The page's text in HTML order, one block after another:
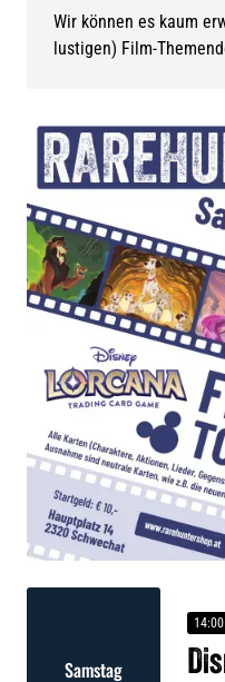
Wir können es kaum
lustigen) Film-
Samstag
14:00